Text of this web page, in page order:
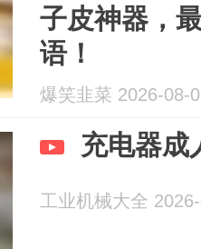
子皮神器，
语！
爆笑韭菜 2026-08-
充电器成
工业机械大全